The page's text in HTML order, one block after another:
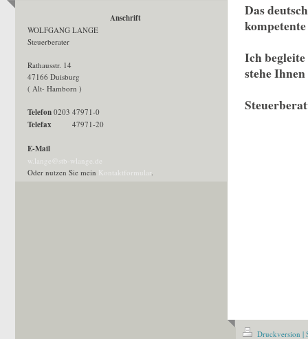
Das
Ich
stehe
Anschrift
WOLFGANG LANGE
Steuerberater
Rathausstr. 14
47166 Duisburg
( Alt- Hamborn )
Telefon 0203 47971-0
Telefax 47971-20
E-Mail
w.lange@stb-wlange.de
Oder nutzen Sie mein Kontaktformular.
Druckversion |